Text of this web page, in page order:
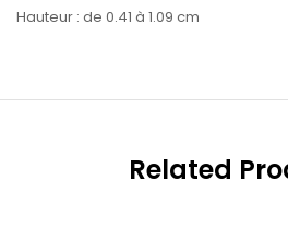
Hauteur : de 0.41 à 1.09 cm
Related